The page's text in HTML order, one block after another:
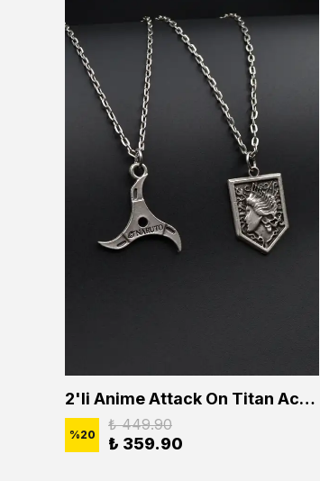
2'li Anime Attack On Titan Acrylic Maria Anime Naruto Erkek Kadın Kolye Seti
%20
₺ 449.90
₺ 359.90